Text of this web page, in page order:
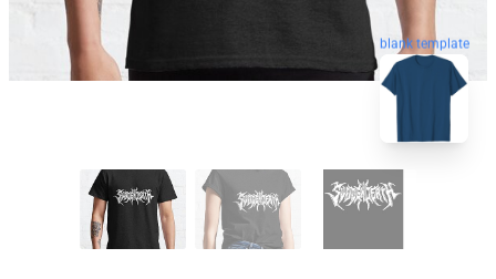
blank template